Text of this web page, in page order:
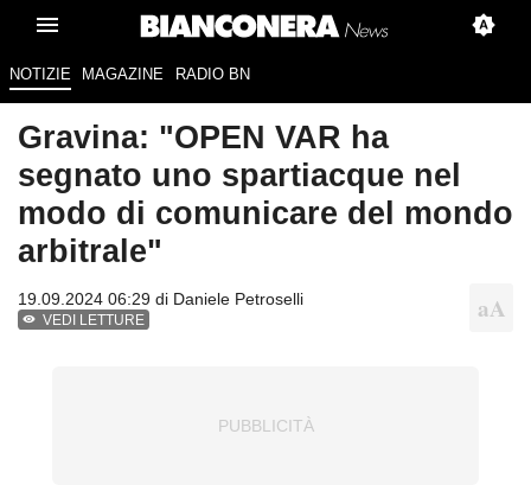
NOTIZIE MAGAZINE RADIO BN
Gravina: "OPEN VAR ha
segnato uno spartiacque nel
modo di comunicare del mondo
arbitrale"
19.09.2024 06:29 di Daniele Petroselli
VEDI LETTURE